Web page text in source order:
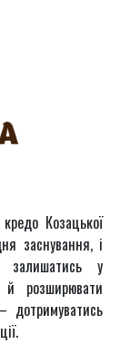
Козацької
заснування, і
залишатись у
й розширювати